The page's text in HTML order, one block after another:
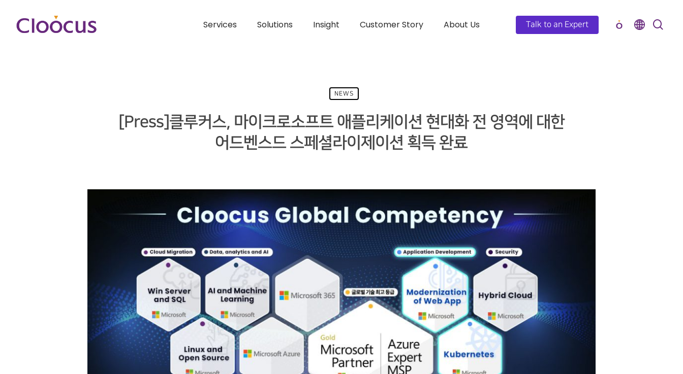
Hit enter to search or ESC to close
Services Solutions Insight Customer Story About Us Talk to an Expert
NEWS
[Press]클루커스, 마이크로소프트 애플리케이션 현대화 전 영역에 대한
어드벤스드 스페셜라이제이션 획득 완료